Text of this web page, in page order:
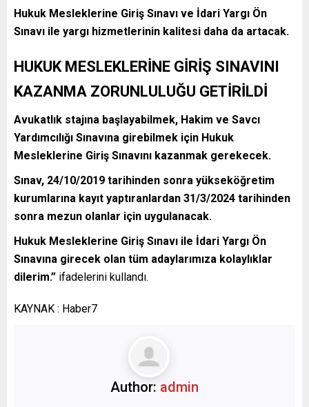
Hukuk Mesleklerine Giriş Sınavı ve İdari Yargı Ön
Sınavı ile yargı hizmetlerinin kalitesi daha da artacak.
HUKUK MESLEKLERİNE GİRİŞ SINAVINI
KAZANMA ZORUNLULUĞU GETİRİLDİ
Avukatlık stajına başlayabilmek, Hakim ve Savcı
Yardımcılığı Sınavına girebilmek için Hukuk
Mesleklerine Giriş Sınavını kazanmak gerekecek.
Sınav, 24/10/2019 tarihinden sonra yükseköğretim
kurumlarına kayıt yaptıranlardan 31/3/2024 tarihinden
sonra mezun olanlar için uygulanacak.
Hukuk Mesleklerine Giriş Sınavı ile İdari Yargı Ön
Sınavına girecek olan tüm adaylarımıza kolaylıklar
dilerim.” ifadelerini kullandı.
KAYNAK : Haber7
Author: admin